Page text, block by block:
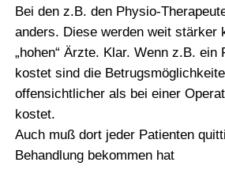
Bei den z.B. den Physio-
anders. Diese werden weit stärker
„hohen“ Ärzte. Klar. Wenn z.B. ein
kostet sind die
offensichtlicher als bei einer
kostet.
Auch muß dort jeder Patienten
Behandlung bekommen hat